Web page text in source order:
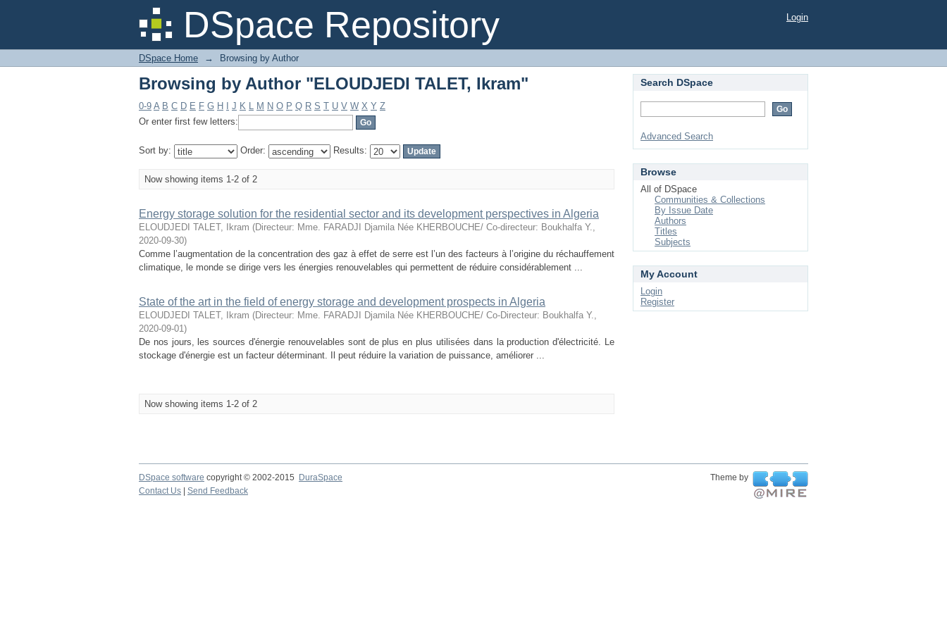
DSpace Repository
Browsing by Author "ELOUDJEDI TALET, Ikram" Login
DSpace Home → Browsing by Author
Browsing by Author "ELOUDJEDI TALET, Ikram"
0-9 A B C D E F G H J K L M N O P Q R S T U V W X Y Z
Or enter first few letters:
Sort by: Order: Results:
Now showing items 1-2 of 2
Energy storage solution for the residential sector and its development perspectives in Algeria
ELOUDJEDI TALET, Ikram (Directeur: Mme. FARADJI Djamila Née KHERBOUCHE/ Co-directeur: Boukhalfa Y.,
2020-09-30)
Comme l’augmentation de la concentration des gaz à effet de serre est l’un des facteurs à l’origine du réchauffement
climatique, le monde se dirige vers les énergies renouvelables qui permettent de réduire considérablement ...
State of the art in the field of energy storage and development prospects in Algeria
ELOUDJEDI TALET, Ikram (Directeur: Mme. FARADJI Djamila Née KHERBOUCHE/ Co-Directeur: Boukhalfa Y.,
2020-09-01)
De nos jours, les sources d'énergie renouvelables sont de plus en plus utilisées dans la production d'électricité. Le
stockage d'énergie est un facteur déterminant. Il peut réduire la variation de puissance, améliorer ...
Now showing items 1-2 of 2
Search DSpace
Advanced Search
Browse
All of DSpace
Communities & Collections
By Issue Date
Authors
Titles
Subjects
My Account
Login
Register
DSpace software copyright © 2002-2015 DuraSpace
Theme by
Contact Us
Send Feedback